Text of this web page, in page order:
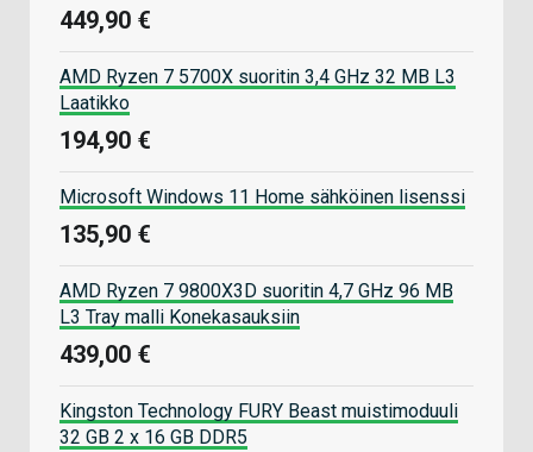
449,90 €
AMD Ryzen 7 5700X suoritin 3,4 GHz 32 MB L3
Laatikko
194,90 €
Microsoft Windows 11 Home sähköinen lisenssi
135,90 €
AMD Ryzen 7 9800X3D suoritin 4,7 GHz 96 MB
L3 Tray malli Konekasauksiin
439,00 €
Kingston Technology FURY Beast muistimoduuli
32 GB 2 x 16 GB DDR5